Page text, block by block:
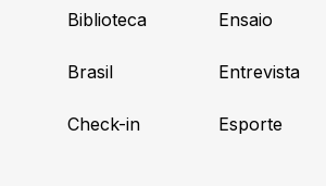
Biblioteca
Brasil
Check-in
Ensaio
Entrevista
Esporte